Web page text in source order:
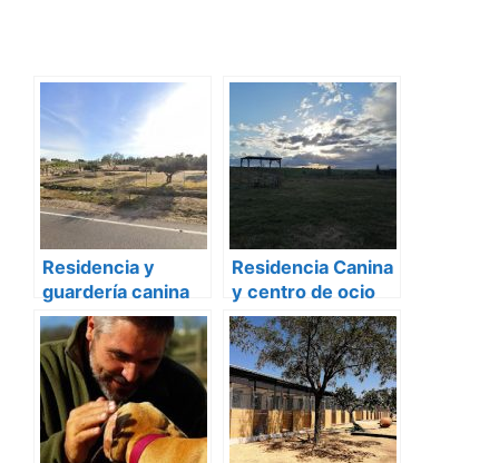
Residencia y
guardería canina
La manada
Residencia Canina
y centro de ocio
Alanos de Toletum